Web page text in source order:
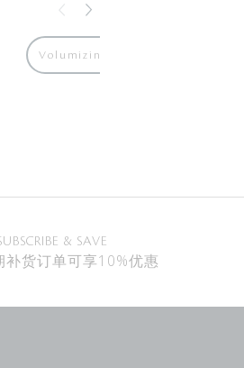
Volumizing Cream Supreme
& SAVE
补货订单可享10%优惠